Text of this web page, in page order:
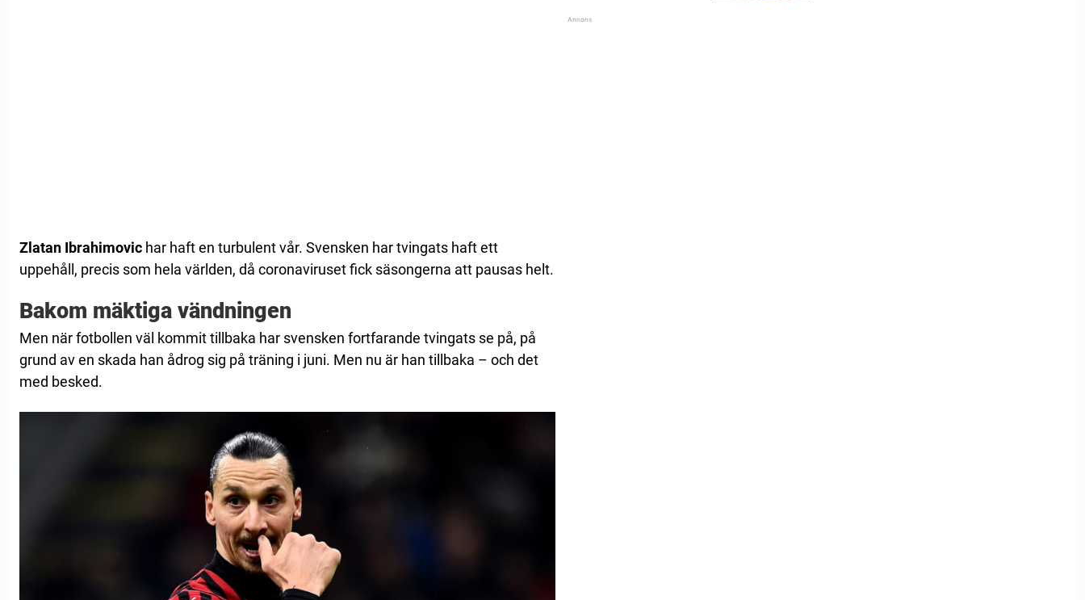
Zlatan Ibrahimovic har haft en turbulent vår. Svensken har tvingats haft ett
uppehåll, precis som hela världen, då coronaviruset fick säsongerna att pausas helt.
Bakom mäktiga vändningen
Men när fotbollen väl kommit tillbaka har svensken fortfarande tvingats se på, på
grund av en skada han ådrog sig på träning i juni. Men nu är han tillbaka – och det
med besked.